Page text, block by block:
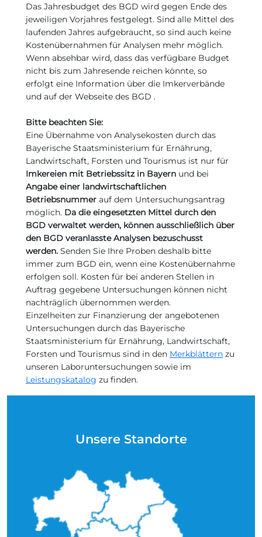
Das Jahresbudget des BGD wird gegen Ende des
jeweiligen Vorjahres festgelegt. Sind alle Mittel des
laufenden Jahres aufgebraucht, so sind auch keine
Kostenübernahmen für Analysen mehr möglich.
Wenn absehbar wird, dass das verfügbare Budget
nicht bis zum Jahresende reichen könnte, so
erfolgt eine Information über die Imkerverbände
und auf der Webseite des BGD .
Bitte beachten Sie:
Eine Übernahme von Analysekosten durch das
Bayerische Staatsministerium für Ernährung,
Landwirtschaft, Forsten und Tourismus ist nur für
Imkereien mit Betriebssitz in Bayern und bei
Angabe einer landwirtschaftlichen
Betriebsnummer auf dem Untersuchungsantrag
möglich. Da die eingesetzten Mittel durch den
BGD verwaltet werden, können ausschließlich über
den BGD veranlasste Analysen bezuschusst
werden. Senden Sie Ihre Proben deshalb bitte
immer zum BGD ein, wenn eine Kostenübernahme
erfolgen soll. Kosten für bei anderen Stellen in
Auftrag gegebene Untersuchungen können nicht
nachträglich übernommen werden.
Einzelheiten zur Finanzierung der angebotenen
Untersuchungen durch das Bayerische
Staatsministerium für Ernährung, Landwirtschaft,
Forsten und Tourismus sind in den Merkblättern zu
unseren Laboruntersuchungen sowie im
Leistungskatalog zu finden.
Unsere Standorte